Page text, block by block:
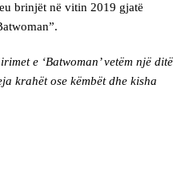
brinjët në vitin 2019 gjatë
e ‘Batwoman’ vetëm një ditë
krahët ose këmbët dhe kisha